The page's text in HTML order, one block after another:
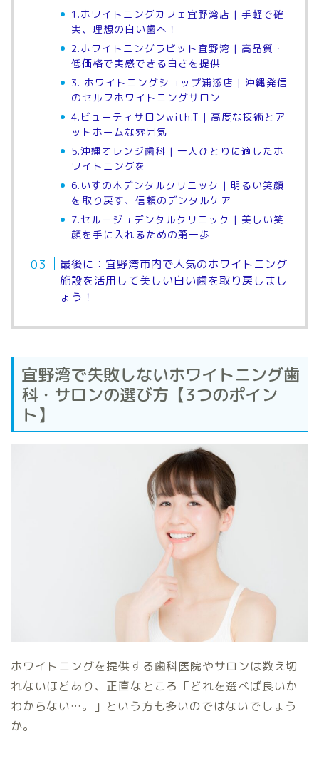
1.ホワイトニングカフェ宜野湾店 | 手軽で確
実、理想の白い歯へ！
2.ホワイトニングラビット宜野湾 | 高品質・
低価格で実感できる白さを提供
3. ホワイトニングショップ浦添店 | 沖縄発信
のセルフホワイトニングサロン
4.ビューティサロンwith.T | 高度な技術とア
ットホームな雰囲気
5.沖縄オレンジ歯科 | 一人ひとりに適したホ
ワイトニングを
6.いすの木デンタルクリニック | 明るい笑顔
を取り戻す、信頼のデンタルケア
7.セルージュデンタルクリニック | 美しい笑
顔を手に入れるための第一歩
最後に：宜野湾市内で人気のホワイトニング
施設を活用して美しい白い歯を取り戻しまし
ょう！
宜野湾で失敗しないホワイトニング歯
科・サロンの選び方【3つのポイン
ト】
ホワイトニングを提供する歯科医院やサロンは数え切
れないほどあり、正直なところ「どれを選べば良いか
わからない…。」という方も多いのではないでしょう
か。